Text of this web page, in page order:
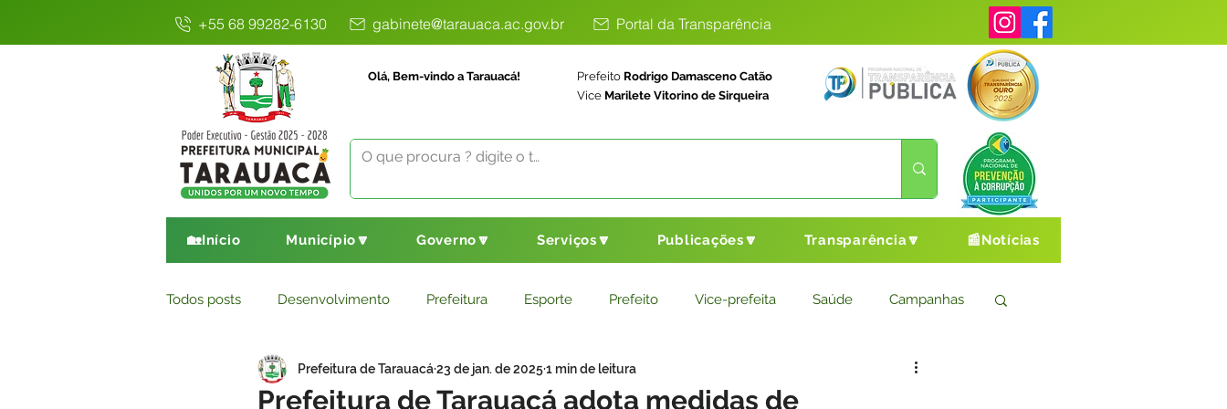
+55 68 99282-6130 gabinete@tarauaca.ac.gov.br Portal da Transparência
Olá, Bem-vindo a Tarauacá! Prefeito Rodrigo Damasceno Catão
Vice Marilete Vitorino de Sirqueira
🏡Início Município🔽 Governo🔽 Serviços🔽 Publicações🔽 Transparência🔽 📰Notícias
Todos posts Desenvolvimento Prefeitura Esporte Prefeito Vice-prefeita Saúde Campanhas
Comunicado Educação Saneamento Básico Cultura e Esporte
Prefeitura de Tarauacá adota medidas de
Prefeitura de Tarauacá23 de jan. de 20251 min de leitura